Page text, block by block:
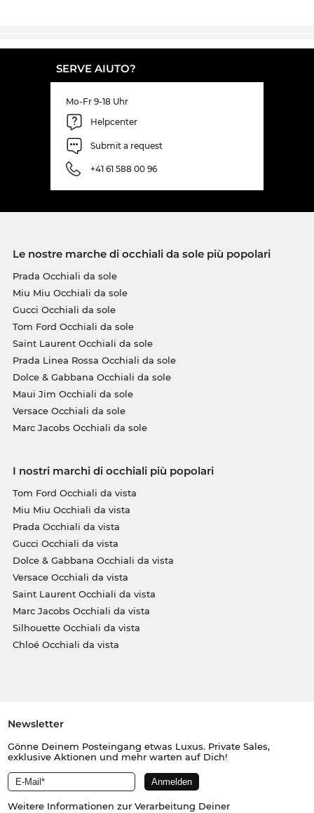
SERVE AIUTO?
Mo-Fr 9-18 Uhr
Helpcenter
Submit a request
+41 61 588 00 96
Le nostre marche di occhiali da sole più popolari
Prada Occhiali da sole
Miu Miu Occhiali da sole
Gucci Occhiali da sole
Tom Ford Occhiali da sole
Saint Laurent Occhiali da sole
Prada Linea Rossa Occhiali da sole
Dolce & Gabbana Occhiali da sole
Maui Jim Occhiali da sole
Versace Occhiali da sole
Marc Jacobs Occhiali da sole
I nostri marchi di occhiali più popolari
Tom Ford Occhiali da vista
Miu Miu Occhiali da vista
Prada Occhiali da vista
Gucci Occhiali da vista
Dolce & Gabbana Occhiali da vista
Versace Occhiali da vista
Saint Laurent Occhiali da vista
Marc Jacobs Occhiali da vista
Silhouette Occhiali da vista
Chloé Occhiali da vista
Newsletter
Gönne Deinem Posteingang etwas Luxus. Private Sales,
exklusive Aktionen und mehr warten auf Dich!
Weitere Informationen zur Verarbeitung Deiner